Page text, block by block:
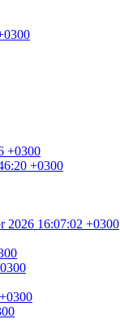
+0300
+0300
2026 16:07:02 +0300